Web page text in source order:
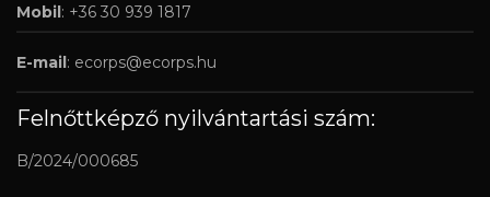
Mobil: +36 30 939 1817
E-mail: ecorps@ecorps.hu
Felnőttképző nyilvántartási szám:
B/2024/000685